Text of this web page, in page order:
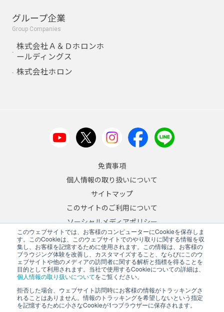
このウェブサイトでは、お客様のコンピューターにCookieを保存しま
す。このCookieは、このウェブサイトでのやり取りに関する情報を収
集し、お客様を記憶するために使用されます。この情報は、お客様の
ブラウジング体験を改善し、カスタマイズすること、ならびにこのウ
ェブサイトや他のメディアの訪問者に関する解析と指標を得ることを
目的として利用されます。当社で使用するCookieについての詳細は、
個人情報の取り扱いについてをご覧ください。
拒否した場合、ウェブサイト訪問時にお客様の情報がトラッキングさ
れることはありません。情報のトラッキングを希望しないという指定
を記憶するために小さなCookieが1つブラウザーに保存されます。
グループ企業
Group Companies
株式会社Ａ＆Ｄホロンホ
ールディングス
株式会社ホロン
免責事項
個人情報の取り扱いについて
サイトマップ
このサイトのご利用について
ソーシャルメディアポリシー
反社会的勢力への対応について
JA/EN
Copyright © 2026 A&D Company, Limited